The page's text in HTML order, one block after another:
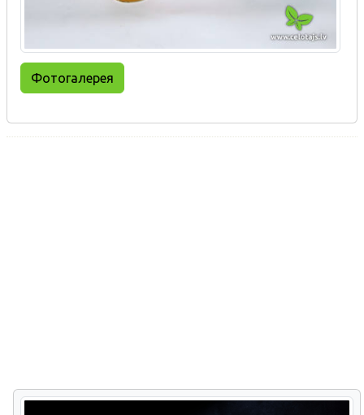
Фотогалерея